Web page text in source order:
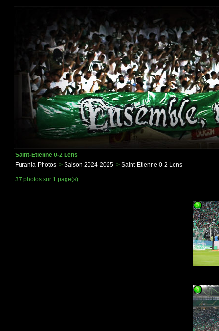
Saint-Etienne 0-2 Lens
Furania-Photos > Saison 2024-2025 > Saint-Etienne 0-2 Lens
37 photos sur 1 page(s)